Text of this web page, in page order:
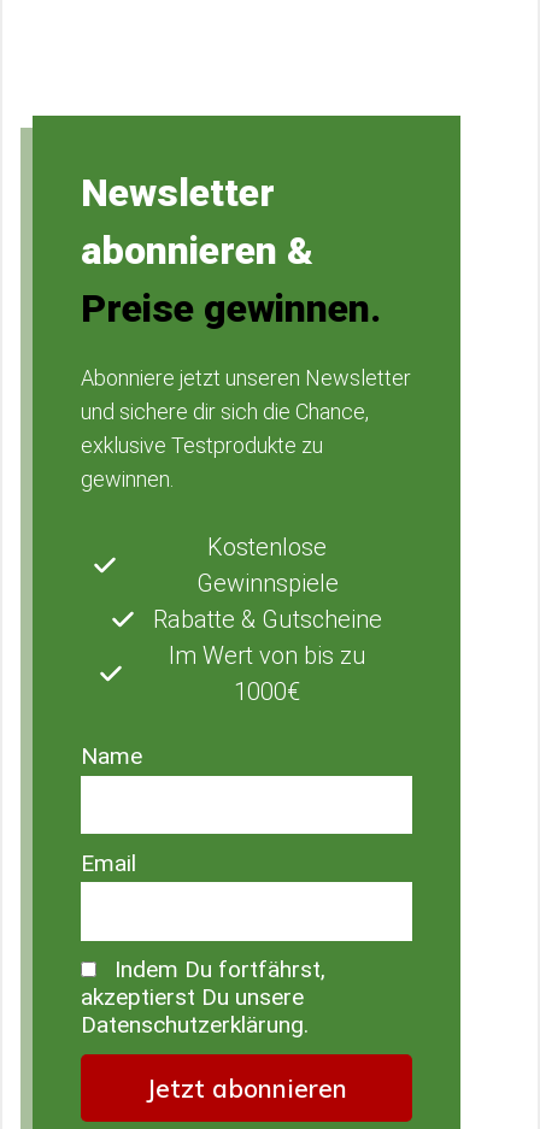
Newsletter
abonnieren &
Preise gewinnen.
Abonniere jetzt unseren Newsletter
und sichere dir sich die Chance,
exklusive Testprodukte zu
gewinnen.
Kostenlose
Gewinnspiele
Rabatte & Gutscheine
Im Wert von bis zu
1000€
Name
Email
Indem Du fortfährst,
akzeptierst Du unsere
Datenschutzerklärung.